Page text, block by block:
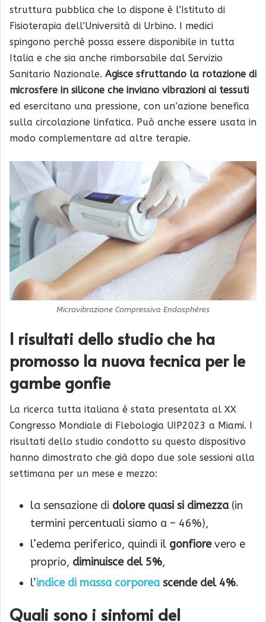
struttura pubblica che lo dispone è l’Istituto di
Fisioterapia dell’Università di Urbino. I medici
spingono perché possa essere disponibile in tutta
Italia e che sia anche rimborsabile dal Servizio
Sanitario Nazionale. Agisce sfruttando la rotazione di
microsfere in silicone che inviano vibrazioni ai tessuti
ed esercitano una pressione, con un’azione benefica
sulla circolazione linfatica. Può anche essere usata in
modo complementare ad altre terapie.
Microvibrazione Compressiva Endosphères
I risultati dello studio che ha
promosso la nuova tecnica per le
gambe gonfie
La ricerca tutta italiana è stata presentata al XX
Congresso Mondiale di Flebologia UIP2023 a Miami. I
risultati dello studio condotto su questo dispositivo
hanno dimostrato che già dopo due sole sessioni alla
settimana per un mese e mezzo:
la sensazione di dolore quasi si dimezza(in
termini percentuali siamo a – 46%),
l’edema periferico, quindi il gonfiorevero e
proprio, diminuisce del 5%,
l’indice di massa corporea scende del 4%.
Quali sono i sintomi del